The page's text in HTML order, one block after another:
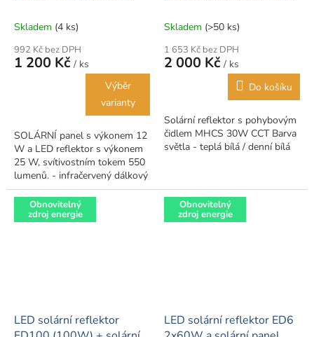
Skladem (4 ks)
992 Kč bez DPH
1 200 Kč / ks
Výběr
varianty
SOLÁRNÍ panel s výkonem 12
W a LED reflektor s výkonem
25 W, svítivostním tokem 550
lumenů. - infračervený dálkový
ovladač pro ovládání funkcí:
vypínač ON / OFF- funkce...
Skladem (>50 ks)
1 653 Kč bez DPH
2 000 Kč / ks
Do košíku
Solární reflektor s pohybovým
čidlem MHCS 30W CCT Barva
světla - teplá bílá / denní bílá
Obnovitelný
zdroj energie
LED solární reflektor
Obnovitelný
zdroj energie
LED solární reflektor ED6